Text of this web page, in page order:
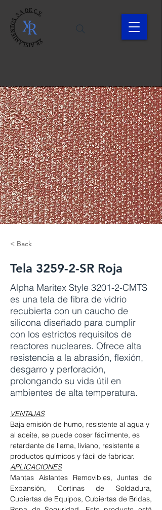
< Back
Tela 3259-2-SR Roja
Alpha Maritex Style 3201-2-CMTS
es una tela de fibra de vidrio
recubierta con un caucho de
silicona diseñado para cumplir
con los estrictos requisitos de
reactores nucleares. Ofrece alta
resistencia a la abrasión, flexión,
desgarro y perforación,
prolongando su vida útil en
ambientes de alta temperatura.
VENTAJAS
Baja emisión de humo, resistente al agua y
al aceite, se puede coser fácilmente, es
retardante de llama, liviano, resistente a
productos químicos y fácil de fabricar.
APLICACIONES
Mantas Aislantes Removibles, Juntas de
Expansión, Cortinas de Soldadura,
Cubiertas de Equipos, Cubiertas de Bridas,